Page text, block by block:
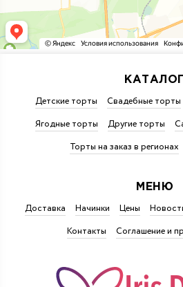
КАТАЛОГ
Детские торты Свадебные торты
Ягодные торты
Другие торты
Торты на заказ в регионах
МЕНЮ
Доставка Начинки Цены
Контакты
Соглашение и